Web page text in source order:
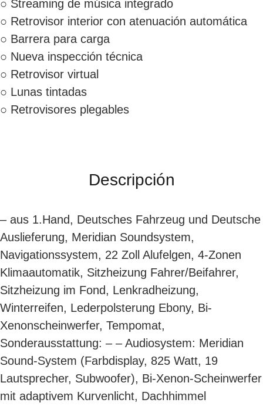
○ Streaming de música integrado
○ Retrovisor interior con atenuación automática
○ Barrera para carga
○ Nueva inspección técnica
○ Retrovisor virtual
○ Lunas tintadas
○ Retrovisores plegables
Descripción
– aus 1.Hand, Deutsches Fahrzeug und Deutsche
Auslieferung, Meridian Soundsystem,
Navigationssystem, 22 Zoll Alufelgen, 4-Zonen
Klimaautomatik, Sitzheizung Fahrer/Beifahrer,
Sitzheizung im Fond, Lenkradheizung,
Winterreifen, Lederpolsterung Ebony, Bi-
Xenonscheinwerfer, Tempomat,
Sonderausstattung: – – Audiosystem: Meridian
Sound-System (Farbdisplay, 825 Watt, 19
Lautsprecher, Subwoofer), Bi-Xenon-Scheinwerfer
mit adaptivem Kurvenlicht, Dachhimmel